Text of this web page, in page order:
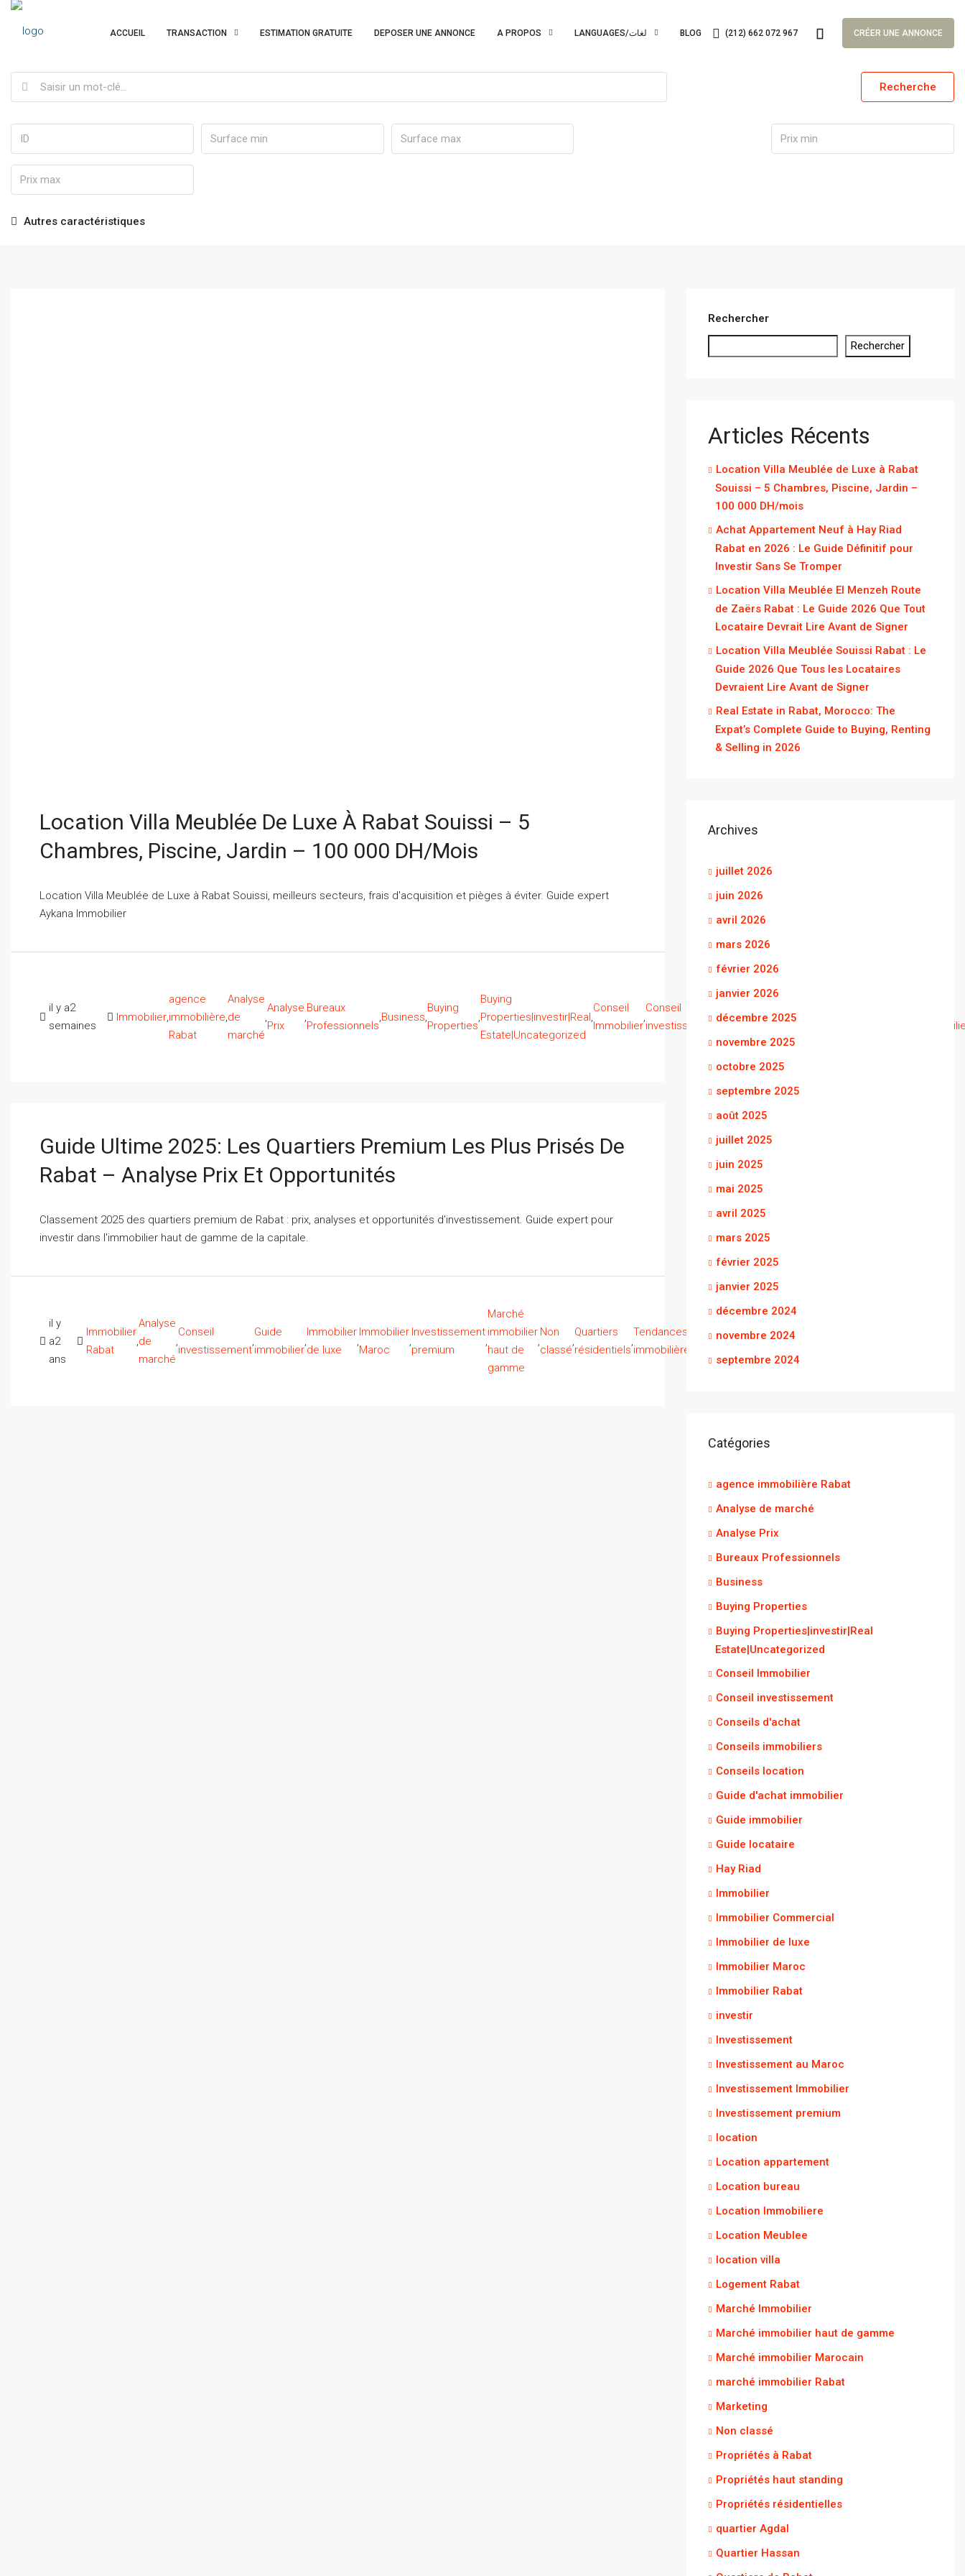
ACCUEIL TRANSACTION ESTIMATION GRATUITE DEPOSER UNE ANNONCE A PROPOS LANGUAGES/لغات BLOG (212) 662 072 967 CRÉER UNE ANNONCE
Recherche
Autres caractéristiques
Location Villa Meublée De Luxe À Rabat Souissi – 5
Chambres, Piscine, Jardin – 100 000 DH/mois
Location Villa Meublée de Luxe à Rabat Souissi, meilleurs secteurs, frais d'acquisition et pièges à éviter. Guide expert
Aykana Immobilier
il y a2
semaines
Immobilier
agence
immobilière
Rabat
Analyse
de
marché
Analyse
Prix
Bureaux
Professionnels
Business
Buying
Properties
Buying
Properties|investir|Real
Estate|Uncategorized
Conseil
Immobilier
Conseil
investissement
,
d'achat
,
immobiliers
Guide Ultime 2025: Les Quartiers Premium Les Plus Prisés De
Rabat – Analyse Prix Et Opportunités
Classement 2025 des quartiers premium de Rabat : prix, analyses et opportunités d'investissement. Guide expert pour
investir dans l'immobilier haut de gamme de la capitale.
il y
a2
ans
Immobilier
Rabat
Analyse
de
marché
Conseil
investissement
Guide
immobilier
Immobilier
de luxe
Immobilier
Maroc
Investissement
premium
Marché
immobilier
haut de
gamme
Non
classé
Quartiers
résidentiels
Tendances
immobilières
Rechercher
Rechercher
Articles Récents
Location Villa Meublée de Luxe à Rabat
Souissi – 5 Chambres, Piscine, Jardin –
100 000 DH/mois
Achat Appartement Neuf à Hay Riad
Rabat en 2026 : Le Guide Définitif pour
Investir Sans Se Tromper
Location Villa Meublée El Menzeh Route
de Zaërs Rabat : Le Guide 2026 Que Tout
Locataire Devrait Lire Avant de Signer
Location Villa Meublée Souissi Rabat : Le
Guide 2026 Que Tous les Locataires
Devraient Lire Avant de Signer
Real Estate in Rabat, Morocco: The
Expat’s Complete Guide to Buying, Renting
& Selling in 2026
Archives
juillet 2026
juin 2026
avril 2026
mars 2026
février 2026
janvier 2026
décembre 2025
novembre 2025
octobre 2025
septembre 2025
août 2025
juillet 2025
juin 2025
mai 2025
avril 2025
mars 2025
février 2025
janvier 2025
décembre 2024
novembre 2024
septembre 2024
Catégories
agence immobilière Rabat
Analyse de marché
Analyse Prix
Bureaux Professionnels
Business
Buying Properties
Buying Properties|investir|Real
Estate|Uncategorized
Conseil Immobilier
Conseil investissement
Conseils d'achat
Conseils immobiliers
Conseils location
Guide d'achat immobilier
Guide immobilier
Guide locataire
Hay Riad
Immobilier
Immobilier Commercial
Immobilier de luxe
Immobilier Maroc
Immobilier Rabat
investir
Investissement
Investissement au Maroc
Investissement Immobilier
Investissement premium
location
Location appartement
Location bureau
Location Immobiliere
Location Meublee
location villa
Logement Rabat
Marché Immobilier
Marché immobilier haut de gamme
Marché immobilier Marocain
marché immobilier Rabat
Marketing
Non classé
Propriétés à Rabat
Propriétés haut standing
Propriétés résidentielles
quartier Agdal
Quartier Hassan